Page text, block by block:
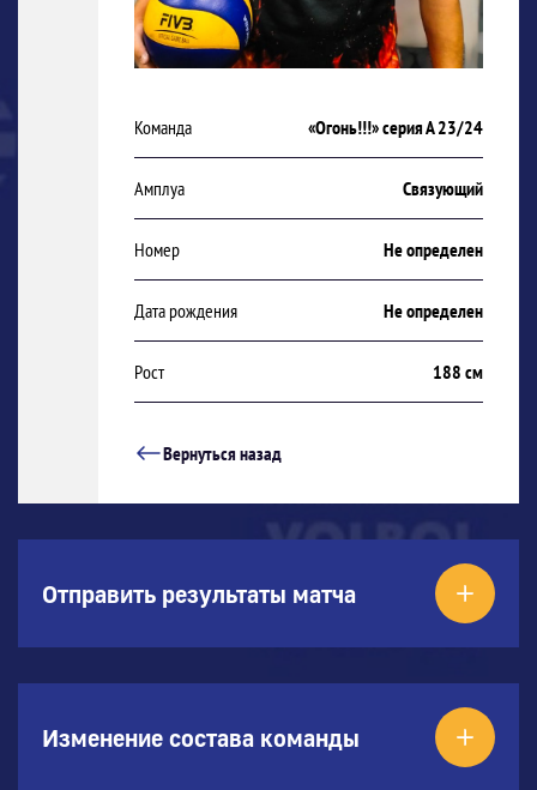
Команда «Огонь!!!» серия А 23/24
Амплуа Связующий
Номер Не определен
Дата рождения Не определен
Рост 188 см
Вернуться назад
Отправить результаты матча
Изменение состава команды